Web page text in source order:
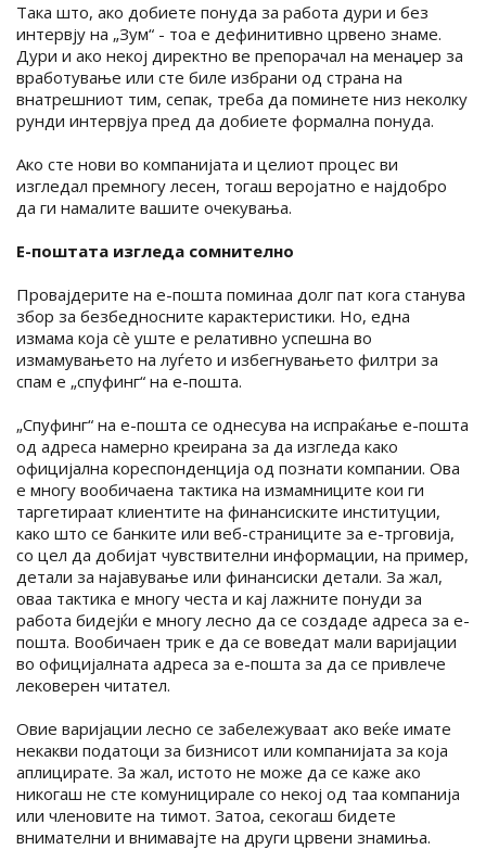
Така што, ако добиете понуда за работа дури и без
интервју на „Зум“ - тоа е дефинитивно црвено знаме.
Дури и ако некој директно ве препорачал на менаџер за
вработување или сте биле избрани од страна на
внатрешниот тим, сепак, треба да поминете низ неколку
рунди интервјуа пред да добиете формална понуда.
Ако сте нови во компанијата и целиот процес ви
изгледал премногу лесен, тогаш веројатно е најдобро
да ги намалите вашите очекувања.
Е-поштата изгледа сомнително
Провајдерите на е-пошта поминаа долг пат кога станува
збор за безбедносните карактеристики. Но, една
измама која сè уште е релативно успешна во
измамувањето на луѓето и избегнувањето филтри за
спам е „спуфинг“ на е-пошта.
„Спуфинг“ на е-пошта се однесува на испраќање е-пошта
од адреса намерно креирана за да изгледа како
официјална кореспонденција од познати компании. Ова
е многу вообичаена тактика на измамниците кои ги
таргетираат клиентите на финансиските институции,
како што се банките или веб-страниците за е-трговија,
со цел да добијат чувствителни информации, на пример,
детали за најавување или финансиски детали. За жал,
оваа тактика е многу честа и кај лажните понуди за
работа бидејќи е многу лесно да се создаде адреса за е-
пошта. Вообичаен трик е да се воведат мали варијации
во официјалната адреса за е-пошта за да се привлече
лековерен читател.
Овие варијации лесно се забележуваат ако веќе имате
некакви податоци за бизнисот или компанијата за која
аплицирате. За жал, истото не може да се каже ако
никогаш не сте комуницирале со некој од таа компанија
или членовите на тимот. Затоа, секогаш бидете
внимателни и внимавајте на други црвени знамиња.